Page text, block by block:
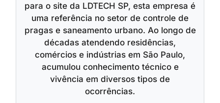
para o site da LDTECH SP, esta empresa é
uma referência no setor de controle de
pragas e saneamento urbano. Ao longo de
décadas atendendo residências,
comércios e indústrias em São Paulo,
acumulou conhecimento técnico e
vivência em diversos tipos de
ocorrências.